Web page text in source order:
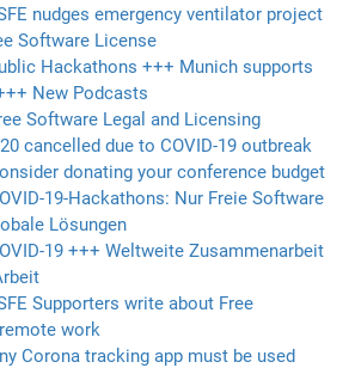
nudges emergency ventilator project
Software License
Hackathons +++ Munich supports
New Podcasts
Software Legal and Licensing
cancelled due to COVID-19 outbreak
donating your conference budget
19-Hackathons: Nur Freie Software
Lösungen
19 +++ Weltweite Zusammenarbeit
Supporters write about Free
work
Corona tracking app must be used